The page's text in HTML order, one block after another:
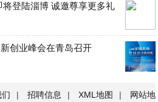
登陆淄博 诚邀尊享更多礼
创业峰会在青岛召开
| 招聘信息 | XML地图 | 网站地